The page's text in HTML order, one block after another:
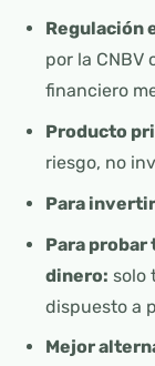
Regulación
por la CNBV
financiero
Producto
riesgo, no
Para
Para
dinero: solo
dispuesto a
Mejor